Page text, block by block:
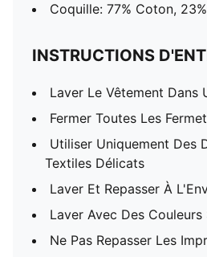
Coquille: 77% Coton,
INSTRUCTIONS
Laver Le Vêtement Dans
Fermer Toutes Les
Utiliser Uniquement Des
Textiles Délicats
Laver Et Repasser À
Laver Avec Des Couleurs
Ne Pas Repasser Les